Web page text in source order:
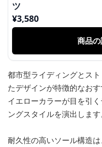
ツ
¥3,580
商品
都市型ライディングとス
たデザインが特徴的なおす
イエローカラーが目を引
ングスタイルを演出します
耐久性の高いソール構造は